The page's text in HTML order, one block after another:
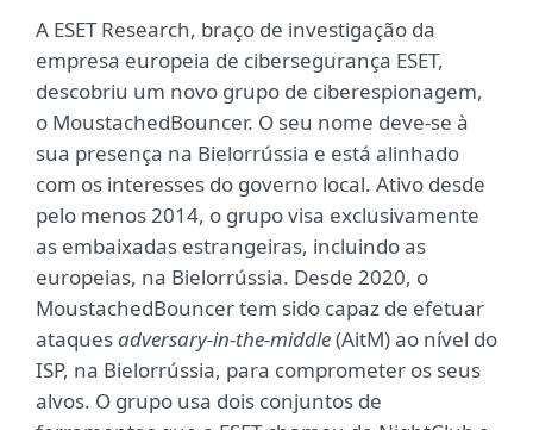
A ESET Research, braço de investigação da
empresa europeia de cibersegurança ESET,
descobriu um novo grupo de ciberespionagem,
o MoustachedBouncer. O seu nome deve-se à
sua presença na Bielorrússia e está alinhado
com os interesses do governo local. Ativo desde
pelo menos 2014, o grupo visa exclusivamente
as embaixadas estrangeiras, incluindo as
europeias, na Bielorrússia. Desde 2020, o
MoustachedBouncer tem sido capaz de efetuar
ataquesadversary-in-the-middle(AitM) ao nível do
ISP, na Bielorrússia, para comprometer os seus
alvos. O grupo usa dois conjuntos de